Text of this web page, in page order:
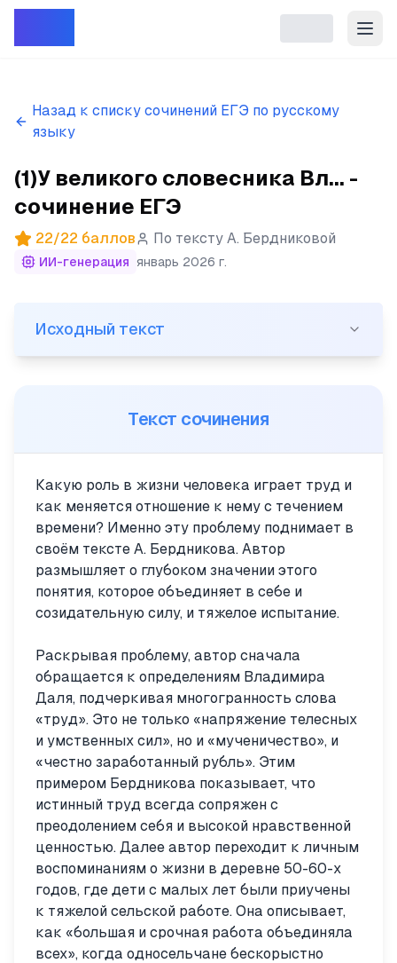
Назад к списку сочинений ЕГЭ по русскому
языку
(1)У великого словесника Вл... -
сочинение ЕГЭ
22/22 баллов По тексту А. Бердниковой
ИИ-генерация январь 2026 г.
(1)У великого словесника Владимира Даля
Исходный текст
Текст сочинения
Какую роль в жизни человека играет труд и
как меняется отношение к нему с течением
времени? Именно эту проблему поднимает в
своём тексте А. Бердникова. Автор
размышляет о глубоком значении этого
понятия, которое объединяет в себе и
созидательную силу, и тяжелое испытание.
Раскрывая проблему, автор сначала
обращается к определениям Владимира
Даля, подчеркивая многогранность слова
«труд». Это не только «напряжение телесных
и умственных сил», но и «мученичество», и
«честно заработанный рубль». Этим
примером Бердникова показывает, что
истинный труд всегда сопряжен с
преодолением себя и высокой нравственной
ценностью. Далее автор переходит к личным
воспоминаниям о жизни в деревне 50-60-х
годов, где дети с малых лет были приучены
к тяжелой сельской работе. Она описывает,
как «большая и срочная работа объединяла
всех», когда односельчане бескорыстно